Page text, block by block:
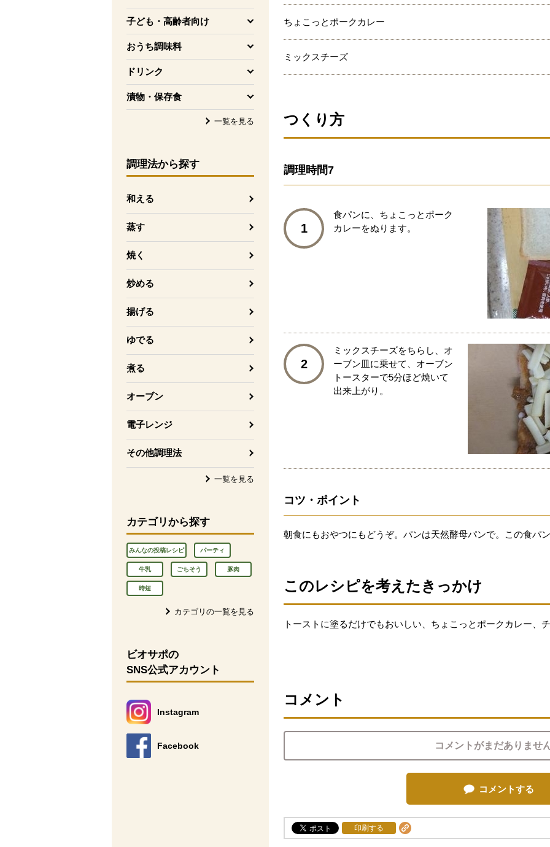
子ども・高齢者向け
を開く
おうち調味料
を開く
ドリンク
を開く
漬物・保存食
を開く
一覧を見る
調理法から探す
和える
蒸す
焼く
炒める
揚げる
ゆでる
煮る
オーブン
電子レンジ
その他調理法
一覧を見る
カテゴリから探す
みんなの投稿レシピ パーティ
牛乳 ごちそう 豚肉
時短
カテゴリの一覧を見る
ビオサポの
SNS公式アカウント
Instagram
別のウィンドウで開きます。
Facebook
別のウィンドウで開きます。
ちょこっとポークカレー
ミックスチーズ
つくり方
調理時間7
1
食パンに、ちょこっとポーク
カレーをぬります。
2
ミックスチーズをちらし、オ
ーブン皿に乗せて、オーブン
トースターで5分ほど焼いて
出来上がり。
コツ・ポイント
朝食にもおやつにもどうぞ。パンは天然酵母パンで。この食パ
このレシピを考えたきっかけ
トーストに塗るだけでもおいしい、ちょこっとポークカレー、
コメント
コメントがまだありませ
コメントする
印刷する